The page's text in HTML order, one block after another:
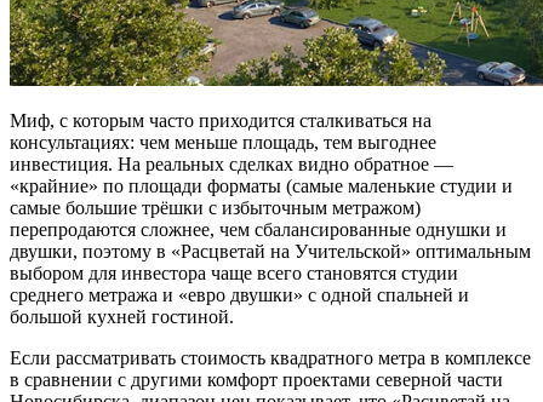
Миф, с которым часто приходится сталкиваться на
консультациях: чем меньше площадь, тем выгоднее
инвестиция. На реальных сделках видно обратное —
«крайние» по площади форматы (самые маленькие студии и
самые большие трёшки с избыточным метражом)
перепродаются сложнее, чем сбалансированные однушки и
двушки, поэтому в «Расцветай на Учительской» оптимальным
выбором для инвестора чаще всего становятся студии
среднего метража и «евро двушки» с одной спальней и
большой кухней гостиной.
Если рассматривать стоимость квадратного метра в комплексе
в сравнении с другими комфорт проектами северной части